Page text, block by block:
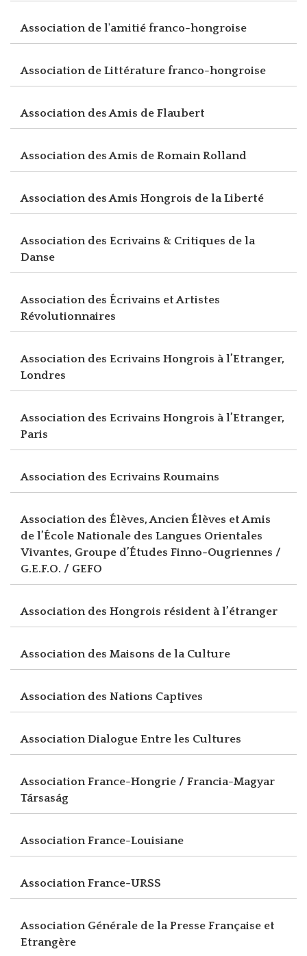
Association de l'amitié franco-hongroise
Association de Littérature franco-hongroise
Association des Amis de Flaubert
Association des Amis de Romain Rolland
Association des Amis Hongrois de la Liberté
Association des Ecrivains & Critiques de la
Danse
Association des Écrivains et Artistes
Révolutionnaires
Association des Ecrivains Hongrois à l’Etranger,
Londres
Association des Ecrivains Hongrois à l’Etranger,
Paris
Association des Ecrivains Roumains
Association des Élèves, Ancien Élèves et Amis
de l’École Nationale des Langues Orientales
Vivantes, Groupe d’Études Finno-Ougriennes /
G.E.F.O. / GEFO
Association des Hongrois résident à l’étranger
Association des Maisons de la Culture
Association des Nations Captives
Association Dialogue Entre les Cultures
Association France-Hongrie / Francia-Magyar
Társaság
Association France-Louisiane
Association France-URSS
Association Générale de la Presse Française et
Etrangère